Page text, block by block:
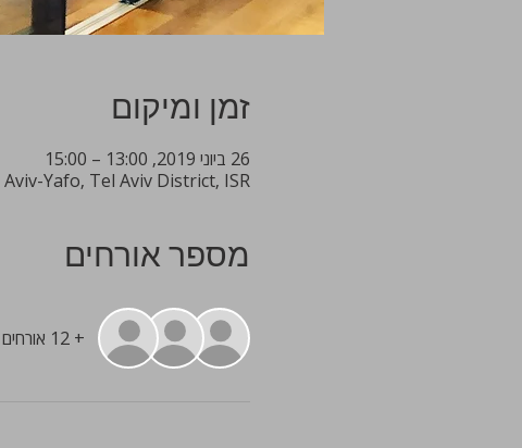
זמן ומיקום
26 ביוני 2019, 13:00 – 15:00
Yafo, Tel Aviv District, ISR
מספר אורחים
+ 12 אורחים אחרים